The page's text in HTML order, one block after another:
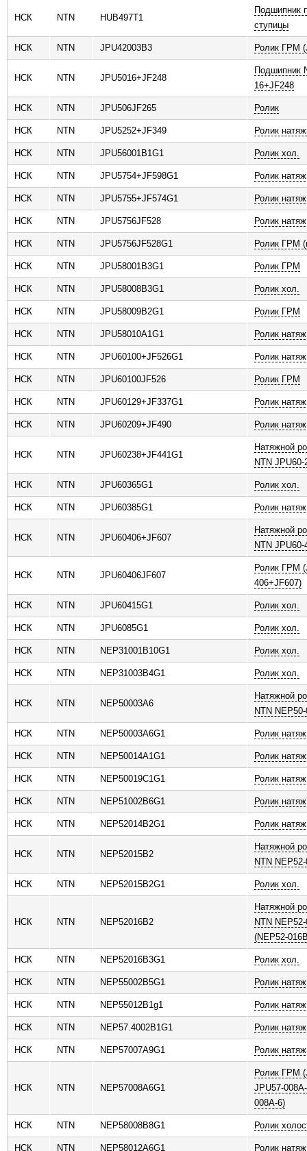
НСК NTN HUB497T1
Подшипник
ступицы
НСК NTN JPU42003B3 Ролик ГРМ
НСК NTN JPU5016+JF248
Подшипник
16+JF248
НСК NTN JPU506JF265 Ролик
НСК NTN JPU5252+JF349 Ролик
НСК NTN JPU56001B1G1 Ролик хол.
НСК NTN JPU5754+JF598G1 Ролик
НСК NTN JPU5755+JF574G1 Ролик
НСК NTN JPU5756JF528 Ролик
НСК NTN JPU5756JF528G1 Ролик ГРМ
НСК NTN JPU58001B3G1 Ролик ГРМ
НСК NTN JPU58008B3G1 Ролик хол.
НСК NTN JPU58009B2G1 Ролик ГРМ
НСК NTN JPU58010A1G1 Ролик
НСК NTN JPU60100+JF526G1 Ролик
НСК NTN JPU60100JF526 Ролик ГРМ
НСК NTN JPU60129+JF337G1 Ролик
НСК NTN JPU60209+JF490 Ролик
НСК NTN JPU60238+JF441G1
Натяжной
NTN
НСК NTN JPU60365G1 Ролик хол.
НСК NTN JPU60385G1 Ролик
НСК NTN JPU60406+JF607
Натяжной
NTN
НСК NTN JPU60406JF607
Ролик ГРМ
406+JF607)
НСК NTN JPU60415G1 Ролик хол.
НСК NTN JPU6085G1 Ролик хол.
НСК NTN NEP31001B10G1 Ролик хол.
НСК NTN NEP31003B4G1 Ролик хол.
НСК NTN NEP50003A6
Натяжной
NTN
НСК NTN NEP50003A6G1 Ролик
НСК NTN NEP50014A1G1 Ролик
НСК NTN NEP50019C1G1 Ролик
НСК NTN NEP51002B6G1 Ролик
НСК NTN NEP52014B2G1 Ролик
НСК NTN NEP52015B2
Натяжной
NTN
НСК NTN NEP52015B2G1 Ролик хол.
НСК NTN NEP52016B2
Натяжной
NTN
(NEP52-
НСК NTN NEP52016B3G1 Ролик хол.
НСК NTN NEP55002B5G1 Ролик
НСК NTN NEP55012B1g1 Ролик
НСК NTN NEP57.4002B1G1 Ролик
НСК NTN NEP57007A9G1 Ролик
НСК NTN NEP57008A6G1
Ролик ГРМ
JPU57-
008A-6)
НСК NTN NEP58008B8G1 Ролик
НСК NTN NEP58012A6G1 Ролик